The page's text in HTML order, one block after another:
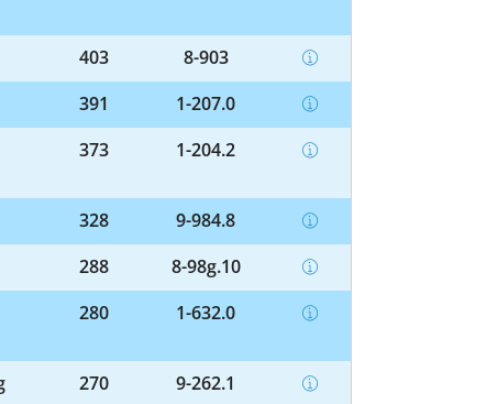
403
8-903
391
1-207.0
373 1-204.2
328
9-984.8
288
8-98g.10
280 1-632.0
270 9-262.1